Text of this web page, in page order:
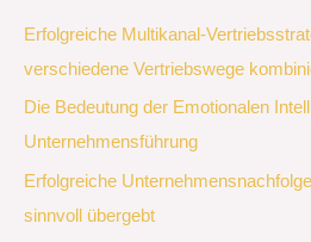
Erfolgreiche Multikanal-
verschiedene Vertriebswege
Die Bedeutung der Emotionalen
Unternehmensführung
Erfolgreiche
sinnvoll übergebt